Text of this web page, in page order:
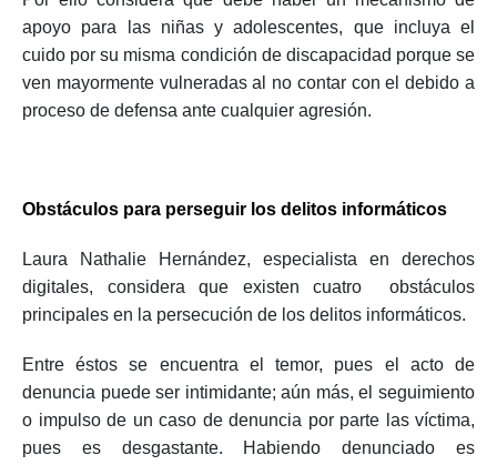
apoyo para las niñas y adolescentes, que incluya el
cuido por su misma condición de discapacidad porque se
ven mayormente vulneradas al no contar con el debido a
proceso de defensa ante cualquier agresión.
Obstáculos para perseguir los delitos informáticos
Laura Nathalie Hernández, especialista en derechos
digitales, considera que existen cuatro obstáculos
principales en la persecución de los delitos informáticos.
Entre éstos se encuentra el temor, pues el acto de
denuncia puede ser intimidante; aún más, el seguimiento
o impulso de un caso de denuncia por parte las víctima,
pues es desgastante. Habiendo denunciado es